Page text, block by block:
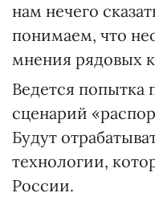
нам нечего
понимаем, что
мнения рядовых
Ведется попытка
сценарий
Будут
технологии,
России.